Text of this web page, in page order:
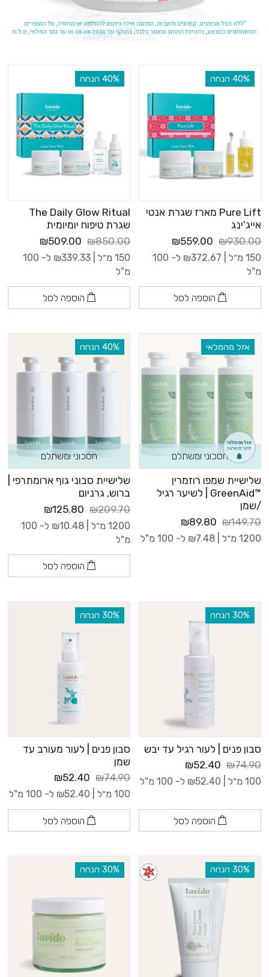
‫40% הנחה
Pure Lift מארז שגרת אנטי
אייג’ינג
₪930.00
₪559.00
150 מ״ל | ₪372.67
ל- 100
מ"ל
הוספה לסל
‫40% הנחה
The Daily Glow Ritual
שגרת טיפוח יומיומית
₪850.00
₪509.00
150 מ״ל | ₪339.33
ל- 100
מ"ל
הוספה לסל
אזל מהמלאי
חסכוני ומשתלם
שלישיית שמפו רוזמרין
™GreenAid | לשיער רגיל
/שמן
₪149.70
₪89.80
1200 מ״ל | ₪7.48 ל- 100 מ"ל
‫40% הנחה
חסכוני ומשתלם
שלישיית סבוני גוף ארומתרפי |
ברוש, גרניום
₪209.70
₪125.80
1200 מ״ל | ₪10.48
ל- 100
מ"ל
הוספה לסל
‫30% הנחה
סבון פנים | לעור רגיל עד יבש
₪74.90
₪52.40
100 מ״ל | ₪52.40 ל- 100 מ"ל
הוספה לסל
‫30% הנחה
סבון פנים | לעור מעורב עד
שמן
₪74.90
₪52.40
100 מ״ל | ₪52.40 ל- 100 מ"ל
הוספה לסל
‫30% הנחה ‫30% הנחה